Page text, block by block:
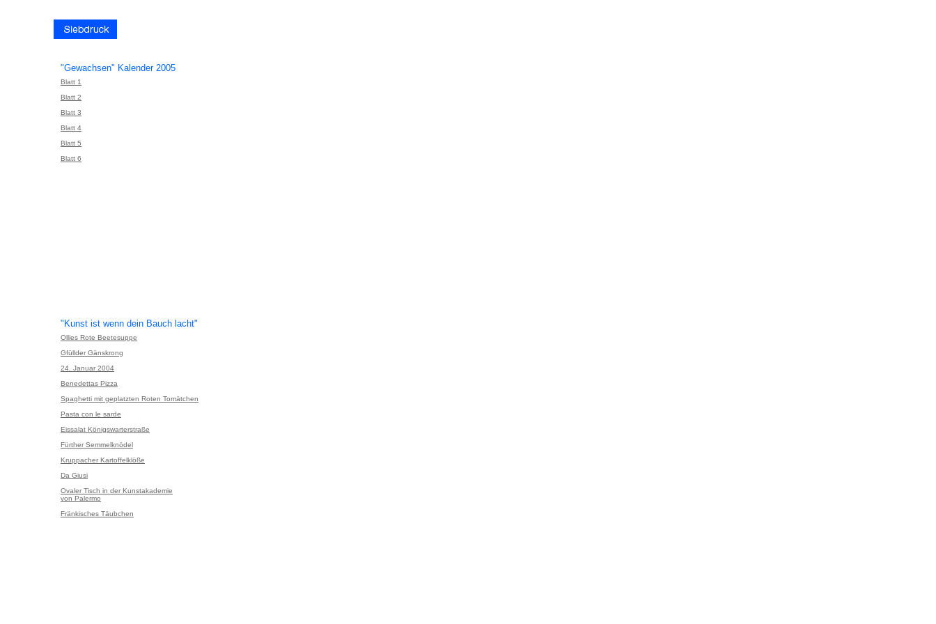
"Gewachsen" Kalender 2005
Blatt 1
Blatt 2
Blatt 3
Blatt 4
Blatt 5
Blatt 6
"Kunst ist wenn dein Bauch lacht"
Ollies Rote Beetesuppe
Gfüllder Gänskrong
24. Januar 2004
Benedettas Pizza
Spaghetti mit geplatzten Roten Tomätchen
Pasta con le sarde
Eissalat Königswarterstraße
Fürther Semmelknödel
Kruppacher Kartoffelklöße
Da Giusi
Ovaler Tisch in der Kunstakademie
von Palermo
Fränkisches Täubchen